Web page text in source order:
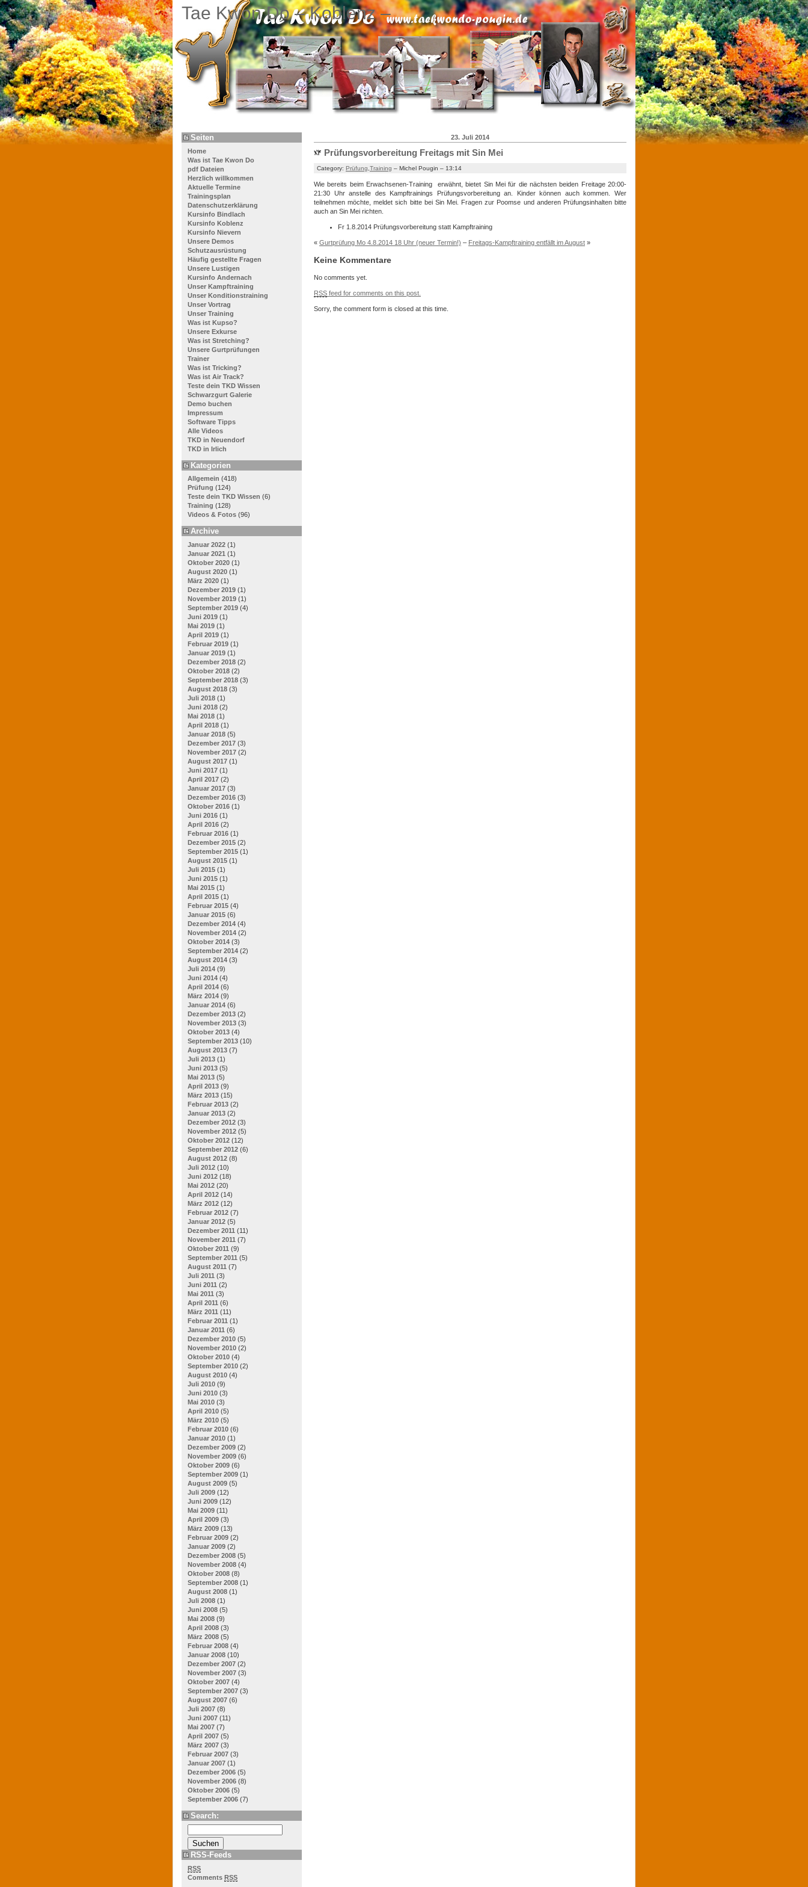
Tae Kwon Do – Koblenz –
Seiten
Home
Was ist Tae Kwon Do
pdf Dateien
Herzlich willkommen
Aktuelle Termine
Trainingsplan
Datenschutzerklärung
Kursinfo Bindlach
Kursinfo Koblenz
Kursinfo Nievern
Unsere Demos
Schutzausrüstung
Häufig gestellte Fragen
Unsere Lustigen
Kursinfo Andernach
Unser Kampftraining
Unser Konditionstraining
Unser Vortrag
Unser Training
Was ist Kupso?
Unsere Exkurse
Was ist Stretching?
Unsere Gurtprüfungen
Trainer
Was ist Tricking?
Was ist Air Track?
Teste dein TKD Wissen
Schwarzgurt Galerie
Demo buchen
Impressum
Software Tipps
Alle Videos
TKD in Neuendorf
TKD in Irlich
Kategorien
Allgemein (418)
Prüfung (124)
Teste dein TKD Wissen (6)
Training (128)
Videos & Fotos (96)
Archive
Januar 2022 (1)
Januar 2021 (1)
Oktober 2020 (1)
August 2020 (1)
März 2020 (1)
Dezember 2019 (1)
November 2019 (1)
September 2019 (4)
Juni 2019 (1)
Mai 2019 (1)
April 2019 (1)
Februar 2019 (1)
Januar 2019 (1)
Dezember 2018 (2)
Oktober 2018 (2)
September 2018 (3)
August 2018 (3)
Juli 2018 (1)
Juni 2018 (2)
Mai 2018 (1)
April 2018 (1)
Januar 2018 (5)
Dezember 2017 (3)
November 2017 (2)
August 2017 (1)
Juni 2017 (1)
April 2017 (2)
Januar 2017 (3)
Dezember 2016 (3)
Oktober 2016 (1)
Juni 2016 (1)
April 2016 (2)
Februar 2016 (1)
Dezember 2015 (2)
September 2015 (1)
August 2015 (1)
Juli 2015 (1)
Juni 2015 (1)
Mai 2015 (1)
April 2015 (1)
Februar 2015 (4)
Januar 2015 (6)
Dezember 2014 (4)
November 2014 (2)
Oktober 2014 (3)
September 2014 (2)
August 2014 (3)
Juli 2014 (9)
Juni 2014 (4)
April 2014 (6)
März 2014 (9)
Januar 2014 (6)
Dezember 2013 (2)
November 2013 (3)
Oktober 2013 (4)
September 2013 (10)
August 2013 (7)
Juli 2013 (1)
Juni 2013 (5)
Mai 2013 (5)
April 2013 (9)
März 2013 (15)
Februar 2013 (2)
Januar 2013 (2)
Dezember 2012 (3)
November 2012 (5)
Oktober 2012 (12)
September 2012 (6)
August 2012 (8)
Juli 2012 (10)
Juni 2012 (18)
Mai 2012 (20)
April 2012 (14)
März 2012 (12)
Februar 2012 (7)
Januar 2012 (5)
Dezember 2011 (11)
November 2011 (7)
Oktober 2011 (9)
September 2011 (5)
August 2011 (7)
Juli 2011 (3)
Juni 2011 (2)
Mai 2011 (3)
April 2011 (6)
März 2011 (11)
Februar 2011 (1)
Januar 2011 (6)
Dezember 2010 (5)
November 2010 (2)
Oktober 2010 (4)
September 2010 (2)
August 2010 (4)
Juli 2010 (9)
Juni 2010 (3)
Mai 2010 (3)
April 2010 (5)
März 2010 (5)
Februar 2010 (6)
Januar 2010 (1)
Dezember 2009 (2)
November 2009 (6)
Oktober 2009 (6)
September 2009 (1)
August 2009 (5)
Juli 2009 (12)
Juni 2009 (12)
Mai 2009 (11)
April 2009 (3)
März 2009 (13)
Februar 2009 (2)
Januar 2009 (2)
Dezember 2008 (5)
November 2008 (4)
Oktober 2008 (8)
September 2008 (1)
August 2008 (1)
Juli 2008 (1)
Juni 2008 (5)
Mai 2008 (9)
April 2008 (3)
März 2008 (5)
Februar 2008 (4)
Januar 2008 (10)
Dezember 2007 (2)
November 2007 (3)
Oktober 2007 (4)
September 2007 (3)
August 2007 (6)
Juli 2007 (8)
Juni 2007 (11)
Mai 2007 (7)
April 2007 (5)
März 2007 (3)
Februar 2007 (3)
Januar 2007 (1)
Dezember 2006 (5)
November 2006 (8)
Oktober 2006 (5)
September 2006 (7)
Search:
RSS-Feeds
RSS
Comments RSS
23. Juli 2014
Prüfungsvorbereitung Freitags mit Sin Mei
Category: Prüfung Training – Michel Pougin – 13:14
Wie bereits beim Erwachsenen-Training erwähnt, bietet Sin Mei für die nächsten beiden Freitage 20:00-
21:30 Uhr anstelle des Kampftrainings Prüfungsvorbereitung an. Kinder können auch kommen. Wer
teilnehmen möchte, meldet sich bitte bei Sin Mei. Fragen zur Poomse und anderen Prüfungsinhalten bitte
auch an Sin Mei richten.
Fr 1.8.2014 Prüfungsvorbereitung statt Kampftraining
« Gurtprüfung Mo 4.8.2014 18 Uhr (neuer Termin!) – Freitags-Kampftraining entfällt im August »
Keine Kommentare
No comments yet.
RSS feed for comments on this post.
Sorry, the comment form is closed at this time.